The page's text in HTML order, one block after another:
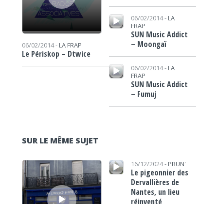
06/02/2014 - LA FRAP
Le Périskop – Dtwice
Lecteur audio
06/02/2014 - LA
FRAP
SUN Music Addict
– Moongaï
Lecteur audio
06/02/2014 - LA
FRAP
SUN Music Addict
– Fumuj
SUR LE MÊME SUJET
Lecteur audio
Lecteur audio 16/12/2024 - PRUN'
Le pigeonnier des
Dervallières de
Nantes, un lieu
réinventé